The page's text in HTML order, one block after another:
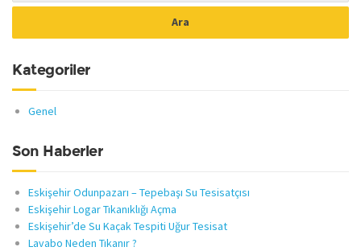
Kategoriler
Genel
Son Haberler
Eskişehir Odunpazarı – Tepebaşı Su Tesisatçısı
Eskişehir Logar Tıkanıklığı Açma
Eskişehir’de Su Kaçak Tespiti Uğur Tesisat
Lavabo Neden Tıkanır ?